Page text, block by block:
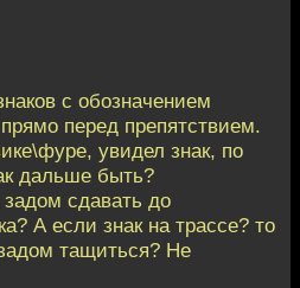
с обозначением
перед препятствием.
увидел знак, по
дальше быть?
сдавать до
А если знак на трассе? то
тащиться? Не